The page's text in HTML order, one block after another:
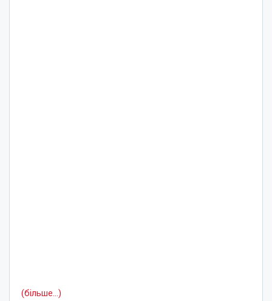
(більше…)